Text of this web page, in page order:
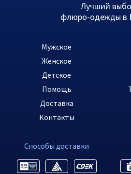
Мужское
Женское
Детское
Помощь
Доставка
Контакты
Лучший
флюро-одежды в
Способы доставки